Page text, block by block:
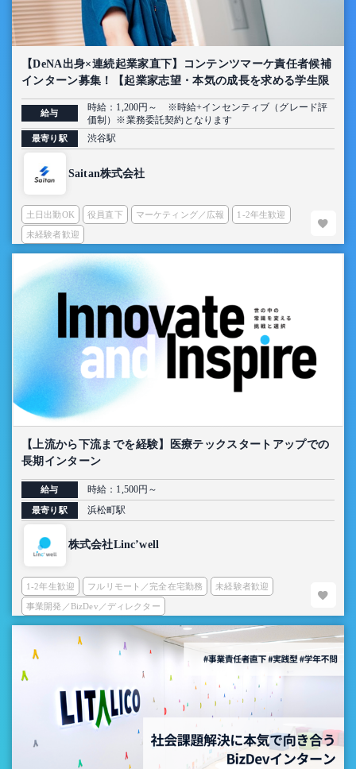
【DeNA出身×連続起業家直下】コンテンツマーケ責任者候補
インターン募集！【起業家志望・本気の成長を求める学生限
定】
給与
時給：1,200円～ ※時給+インセンティブ（グレード評
価制）※業務委託契約となります
最寄り駅 渋谷駅
Saitan株式会社
土日出勤OK 役員直下 マーケティング／広報 1-2年生歓迎
未経験者歓迎
【上流から下流までを経験】医療テックスタートアップでの
長期インターン
給与 時給：1,500円～
最寄り駅 浜松町駅
株式会社Linc’well
1-2年生歓迎 フルリモート／完全在宅勤務 未経験者歓迎
事業開発／BizDev／ディレクター